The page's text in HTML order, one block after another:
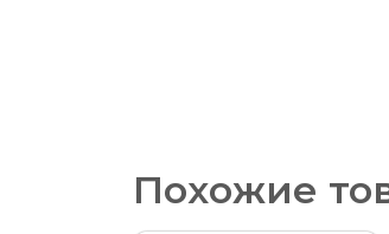
Похожие